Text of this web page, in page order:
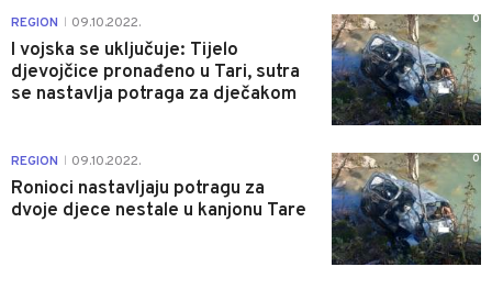
REGION 09.10.2022.
I vojska se uključuje: Tijelo
djevojčice pronađeno u Tari, sutra
se nastavlja potraga za dječakom
0
REGION 09.10.2022.
Ronioci nastavljaju potragu za
dvoje djece nestale u kanjonu Tare
0